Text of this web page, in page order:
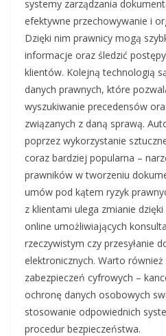
systemy zarządzania
efektywne przechowywanie i
Dzięki nim prawnicy mogą
informacje oraz śledzić
klientów. Kolejną technologią
danych prawnych, które
wyszukiwanie precedensów
związanych z daną sprawą.
poprzez wykorzystanie
coraz bardziej popularna –
prawników w tworzeniu
umów pod kątem ryzyk
z klientami ulega zmianie
online umożliwiających
rzeczywistym czy przesyłanie
elektronicznych. Warto
zabezpieczeń cyfrowych –
ochronę danych osobowych
stosowanie odpowiednich
procedur bezpieczeństwa.